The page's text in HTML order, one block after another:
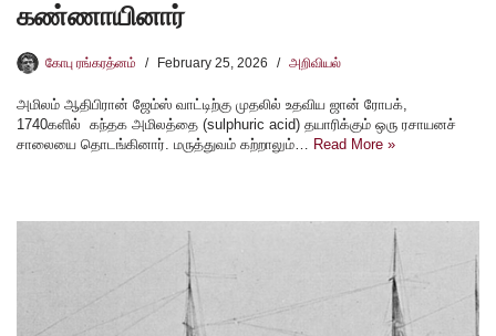
கண்ணாயினார்
கோபு ரங்கரத்னம் February 25, 2026 அறிவியல்
அமிலம் ஆதிபிரான் ஜேம்ஸ் வாட்டிற்கு முதலில் உதவிய ஜான் ரோபக்,
1740களில் கந்தக அமிலத்தை (sulphuric acid) தயாரிக்கும் ஒரு ரசாயனச்
சாலையை தொடங்கினார். மருத்துவம் கற்றாலும்… Read More »